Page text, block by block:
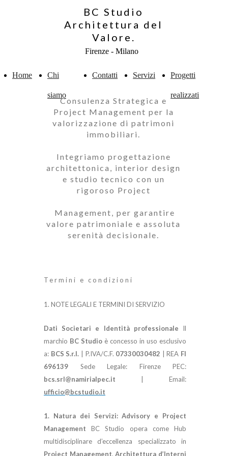
BC Studio
Architettura del
Valore.
Firenze - Milano
Consulenza Strategica e
Project Management per la
valorizzazione di patrimoni
immobiliari.
Integriamo progettazione
architettonica, interior design
e studio tecnico con un
rigoroso Project
Management, per garantire
valore patrimoniale e assoluta
serenità decisionale.
Home Chi
siamo
Contatti Servizi Progetti
realizzati
Termini e condizioni
1. NOTE LEGALI E TERMINI DI SERVIZIO
Dati Societari e Identità professionale Il
marchio BC Studio è concesso in uso esclusivo
a: BCS S.r.l. | P.IVA/C.F. 07330030482 | REA FI
696139 Sede Legale: Firenze PEC:
bcs.srl@namirialpec.it | Email:
ufficio@bcstudio.it
1. Natura dei Servizi: Advisory e Project
Management BC Studio opera come Hub
multidisciplinare d’eccellenza specializzato in
Project Management,Architettura d’Interni